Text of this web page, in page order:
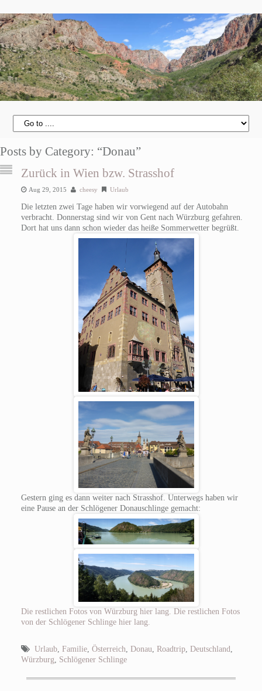
Posts by Category: “Donau”
Zurück in Wien bzw. Strasshof
Aug 29, 2015 cheesy Urlaub
Die letzten zwei Tage haben wir vorwiegend auf der Autobahn
verbracht. Donnerstag sind wir von Gent nach Würzburg gefahren.
Dort hat uns dann schon wieder das heiße Sommerwetter begrüßt.
Gestern ging es dann weiter nach Strasshof. Unterwegs haben wir
eine Pause an der Schlögener Donauschlinge gemacht:
Die restlichen Fotos von Würzburg hier lang. Die restlichen Fotos
von der Schlögener Schlinge hier lang.
Urlaub, Familie, Österreich, Donau, Roadtrip, Deutschland,
Würzburg, Schlögener Schlinge